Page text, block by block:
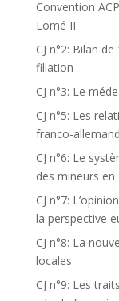
Convention
Lomé II
CJ n°2: Bilan
filiation
CJ n°3: Le
CJ n°5: Les
franco-
CJ n°6: Le
des mineurs en
CJ n°7:
la perspective
CJ n°8: La
locales
CJ n°9: Les